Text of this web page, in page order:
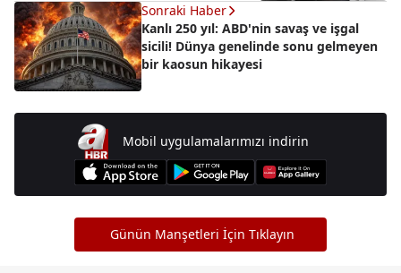
Sonraki Haber
Kanlı 250 yıl: ABD'nin savaş ve işgal
sicili! Dünya genelinde sonu gelmeyen
bir kaosun hikayesi
Mobil uygulamalarımızı indirin
Günün Manşetleri İçin Tıklayın